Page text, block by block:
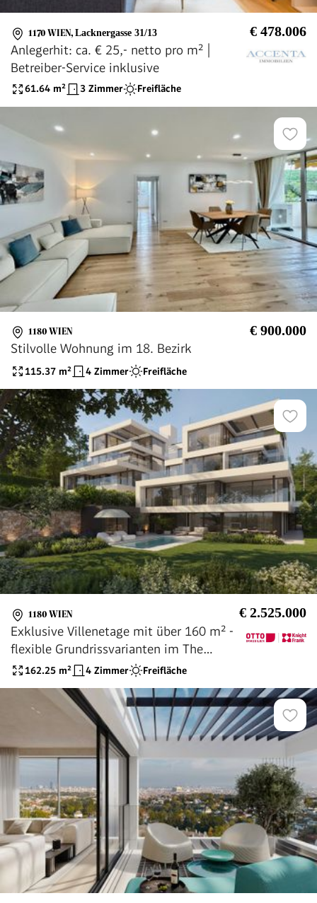
1170 WIEN, Lacknergasse 31/13 € 478.006
Anlegerhit: ca. € 25,- netto pro m² |
Betreiber-Service inklusive
61.64 m² 3 Zimmer Freifläche
1180 WIEN € 900.000
Stilvolle Wohnung im 18. Bezirk
115.37 m² 4 Zimmer Freifläche
1180 WIEN € 2.525.000
Exklusive Villenetage mit über 160 m² -
flexible Grundrissvarianten im The
Superior
162.25 m² 4 Zimmer Freifläche